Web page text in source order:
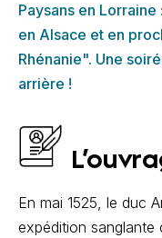
Paysans en Lorraine
en Alsace et en
Rhénanie". Une
arrière !
En mai 1525, le duc
expédition sanglante